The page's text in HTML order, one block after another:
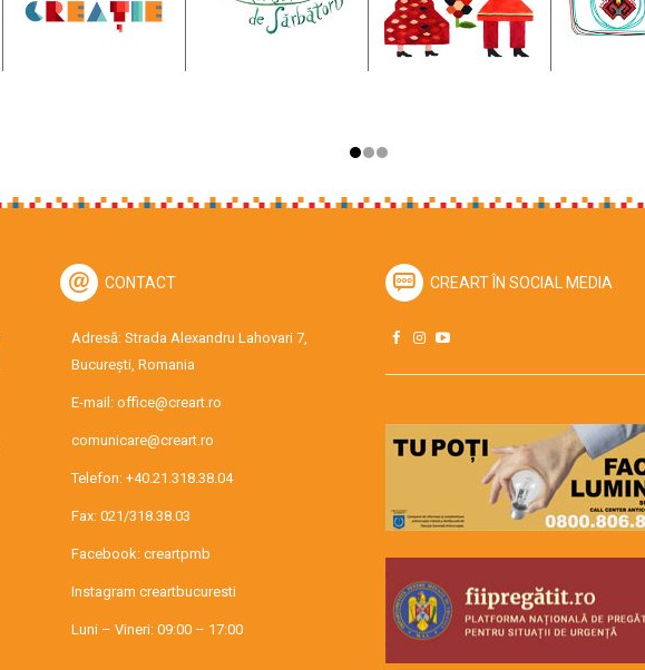
CONTACT
Adresă: Strada Alexandru Lahovari 7,
București, Romania
E-mail: office@creart.ro
comunicare@creart.ro
Telefon: +40.21.318.38.04
Fax: 021/318.38.03
Facebook: creartpmb
Instagram creartbucuresti
Luni – Vineri: 09:00 – 17:00
CREART ÎN SOCIAL MEDIA